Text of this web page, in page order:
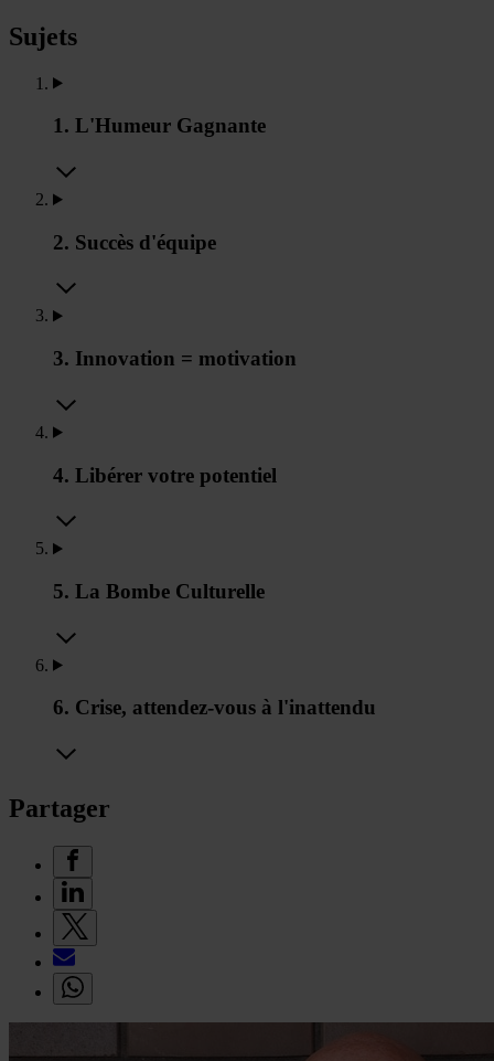
Sujets
1. L'Humeur Gagnante
2. Succès d'équipe
3. Innovation = motivation
4. Libérer votre potentiel
5. La Bombe Culturelle
6. Crise, attendez-vous à l'inattendu
Partager